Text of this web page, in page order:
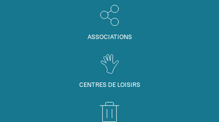
ASSOCIATIONS
CENTRES DE LOISIRS